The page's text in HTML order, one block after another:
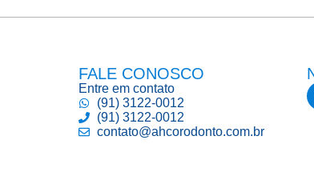
FALE CONOSCO
Entre em contato
(91) 3122-0012
(91) 3122-0012
contato@ahcorodonto.com.br